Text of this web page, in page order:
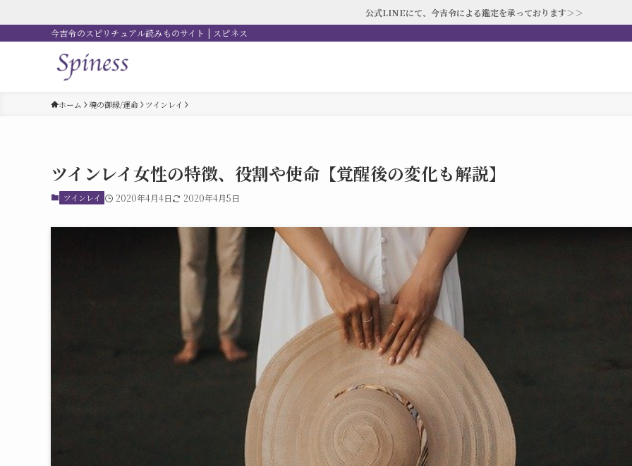
公式LINEにて、今吉令による鑑定を承っております＞＞
今吉令のスピリチュアル読みものサイト | スピネス
ホーム 魂の御縁/運命 ツインレイ
ツインレイ女性の特徴、役割や使命【覚醒後の変化も解説】
ツインレイ 2020年4月4日 2020年4月5日